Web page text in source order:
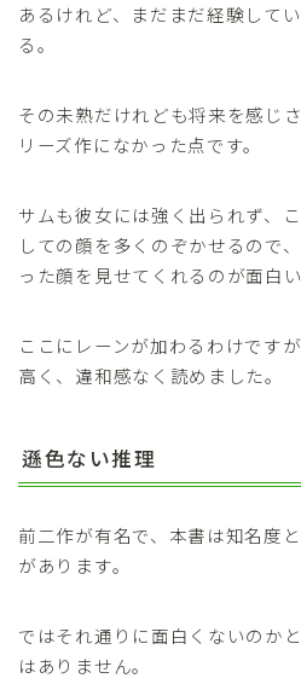
あるけれど、まだまだ経験して
る。
その未熟だけれども将来を感じ
リーズ作になかった点です。
サムも彼女には強く出られず、
しての顔を多くのぞかせるので
った顔を見せてくれるのが面白い
ここにレーンが加わるわけです
高く、違和感なく読めました。
遜色ない推理
前二作が有名で、本書は知名度
があります。
ではそれ通りに面白くないのか
はありません。